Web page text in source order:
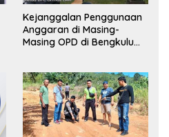
Kejanggalan Penggunaan
Anggaran di Masing-
Masing OPD di Bengkulu